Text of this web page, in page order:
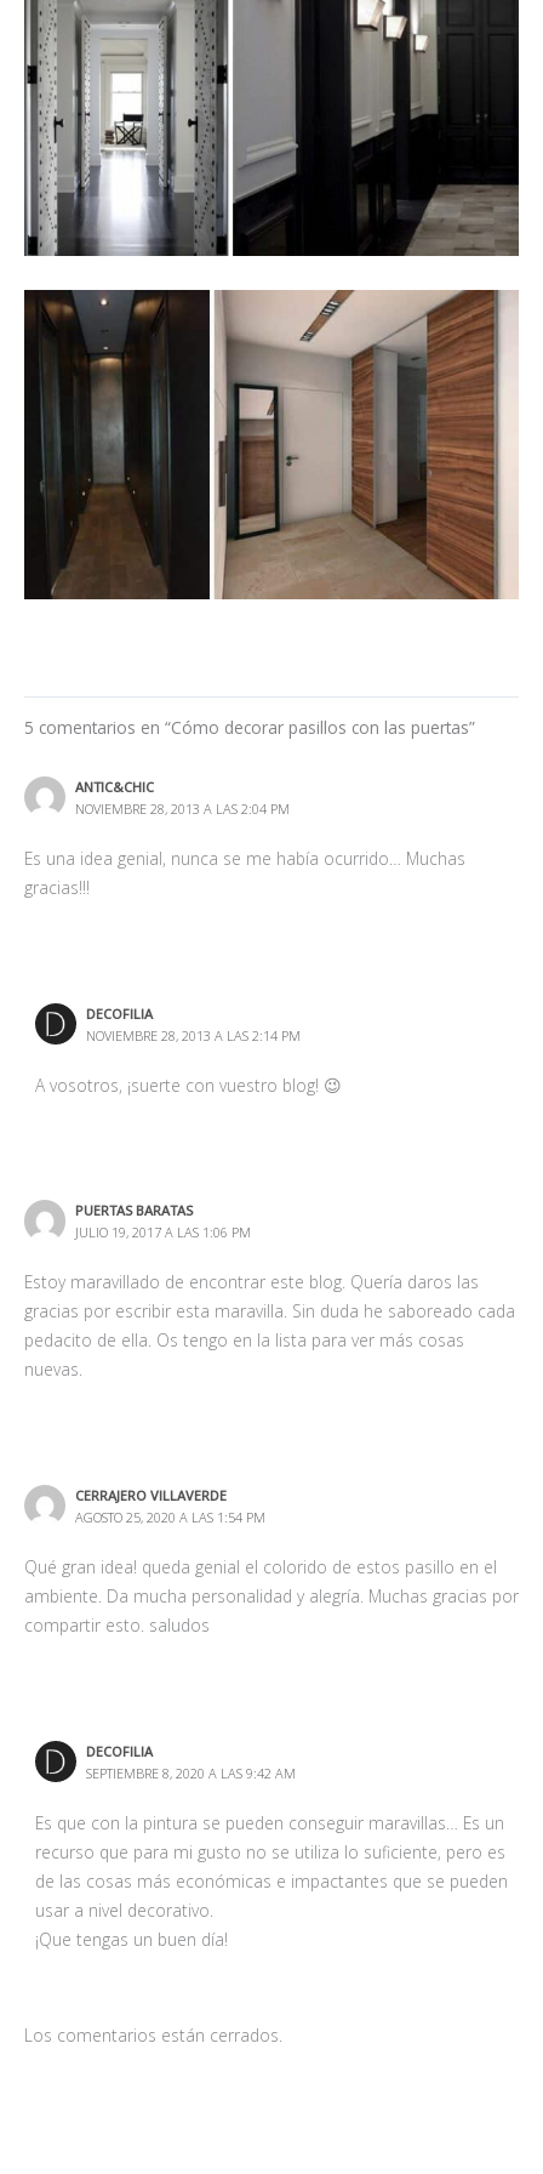
5 comentarios en “Cómo decorar pasillos con las puertas”
ANTIC&CHIC
NOVIEMBRE 28, 2013 A LAS 2:04 PM
Es una idea genial, nunca se me había ocurrido… Muchas
gracias!!!
DECOFILIA
NOVIEMBRE 28, 2013 A LAS 2:14 PM
A vosotros, ¡suerte con vuestro blog! 😉
PUERTAS BARATAS
JULIO 19, 2017 A LAS 1:06 PM
Estoy maravillado de encontrar este blog. Quería daros las
gracias por escribir esta maravilla. Sin duda he saboreado cada
pedacito de ella. Os tengo en la lista para ver más cosas
nuevas.
CERRAJERO VILLAVERDE
AGOSTO 25, 2020 A LAS 1:54 PM
Qué gran idea! queda genial el colorido de estos pasillo en el
ambiente. Da mucha personalidad y alegría. Muchas gracias por
compartir esto. saludos
DECOFILIA
SEPTIEMBRE 8, 2020 A LAS 9:42 AM
Es que con la pintura se pueden conseguir maravillas… Es un
recurso que para mi gusto no se utiliza lo suficiente, pero es
de las cosas más económicas e impactantes que se pueden
usar a nivel decorativo.
¡Que tengas un buen día!
Los comentarios están cerrados.